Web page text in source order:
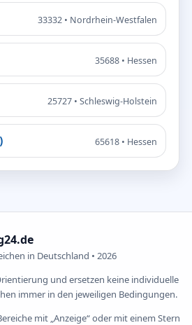
33332 • Nordrhein-Westfalen
35688 • Hessen
25727 • Schleswig-Holstein
65618 • Hessen
in Deutschland • 2026
und ersetzen keine individuelle
immer in den jeweiligen Bedingungen.
mit „Anzeige“ oder mit einem Stern